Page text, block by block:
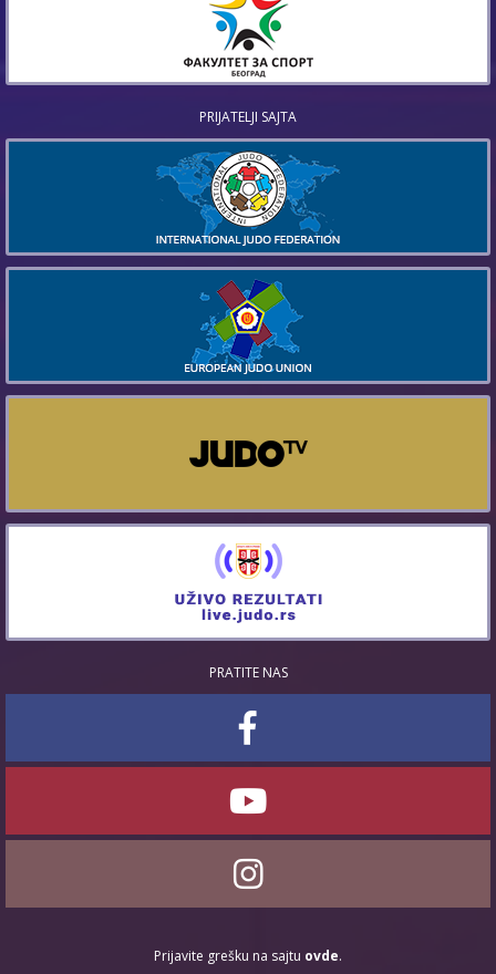
PRIJATELJI SAJTA
PRATITE NAS
Prijavite grešku na sajtu ovde.